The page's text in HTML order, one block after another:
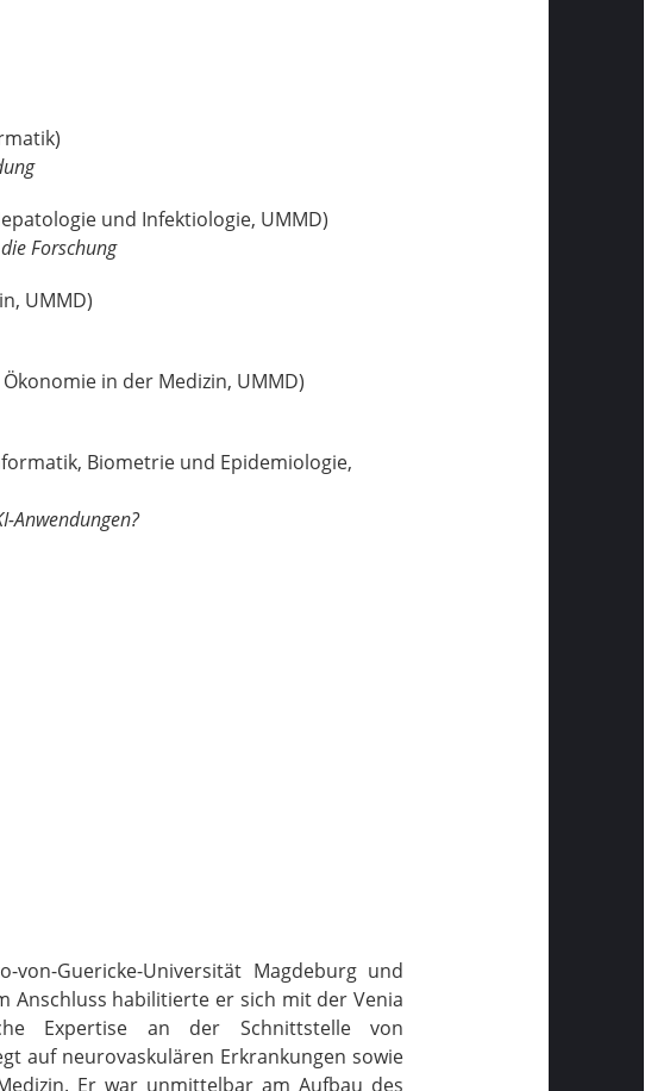
Fakultät für Informatik)
und Infektiologie, UMMD)
Forschung
UMMD)
in der Medizin, UMMD)
Biometrie und Epidemiologie,
Anwendungen?
Guericke-Universität Magdeburg und
Anschluss habilitierte er sich mit der Venia
Expertise an der Schnittstelle von
auf neurovaskulären Erkrankungen sowie
Er war unmittelbar am Aufbau des